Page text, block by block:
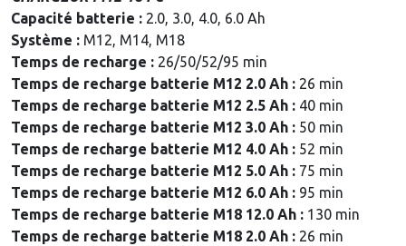
Capacité batterie : 2.0, 3.0, 4.0, 6.0 Ah
Système : M12, M14, M18
Temps de recharge : 26/50/52/95 min
Temps de recharge batterie M12 2.0 Ah : 26 min
Temps de recharge batterie M12 2.5 Ah : 40 min
Temps de recharge batterie M12 3.0 Ah : 50 min
Temps de recharge batterie M12 4.0 Ah : 52 min
Temps de recharge batterie M12 5.0 Ah : 75 min
Temps de recharge batterie M12 6.0 Ah : 95 min
Temps de recharge batterie M18 12.0 Ah : 130 min
Temps de recharge batterie M18 2.0 Ah : 26 min